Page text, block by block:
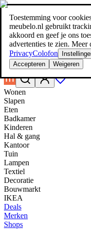
Toestemming voor
meubelo.nl gebruikt
akkoord en geef je ons
advertenties te zien. Meer
PrivacyColofon
Accepteren
Weigeren
Zoeken
meubel jezelf de beste prijs!
Wonen
Slapen
Eten
Badkamer
Kinderen
Hal & gang
Kantoor
Tuin
Lampen
Textiel
Decoratie
Bouwmarkt
IKEA
Deals
Merken
Shops